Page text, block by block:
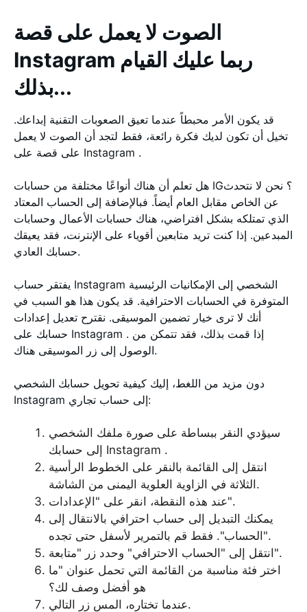
الصوت لا يعمل على قصة
Instagram ربما عليك القيام
بذلك...
قد يكون الأمر محبطاً عندما تعيق الصعوبات التقنية إبداعك.
تخيل أن تكون لديك فكرة رائعة، فقط لتجد أن الصوت لا يعمل
على قصة على Instagram .
هل تعلم أن هناك أنواعًا مختلفة من حسابات IG؟ نحن لا نتحدث
عن الخاص مقابل العام أيضاً. فبالإضافة إلى الحساب المعتاد
الذي تمتلكه بشكل افتراضي، هناك حسابات الأعمال وحسابات
المبدعين. إذا كنت تريد متابعين أقوياء على الإنترنت، فقد يعيقك
حسابك العادي.
يفتقر حساب Instagram الشخصي إلى الإمكانيات الرئيسية
المتوفرة في الحسابات الاحترافية. قد يكون هذا هو السبب في
أنك لا ترى خيار تضمين الموسيقى. نقترح تعديل إعدادات
حسابك على Instagram . إذا قمت بذلك، فقد تتمكن من
الوصول إلى زر الموسيقى هناك.
دون مزيد من اللغط، إليك كيفية تحويل حسابك الشخصي
Instagram إلى حساب تجاري:
سيؤدي النقر ببساطة على صورة ملفك الشخصي
إلى حسابك Instagram .
انتقل إلى القائمة بالنقر على الخطوط الرأسية
الثلاثة في الزاوية العلوية اليمنى من الشاشة.
عند هذه النقطة، انقر على "الإعدادات".
يمكنك التبديل إلى حساب احترافي بالانتقال إلى
"الحساب". فقط قم بالتمرير لأسفل حتى تجده.
انتقل إلى "الحساب الاحترافي" وحدد زر "متابعة".
اختر فئة مناسبة من القائمة التي تحمل عنوان "ما
عندما تختاره، المس زر التالي.